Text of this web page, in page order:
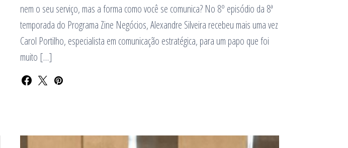
nem o seu serviço, mas a forma como você se comunica? No 8º episódio da 8ª
temporada do Programa Zine Negócios, Alexandre Silveira recebeu mais uma vez
Carol Portilho, especialista em comunicação estratégica, para um papo que foi
muito […]